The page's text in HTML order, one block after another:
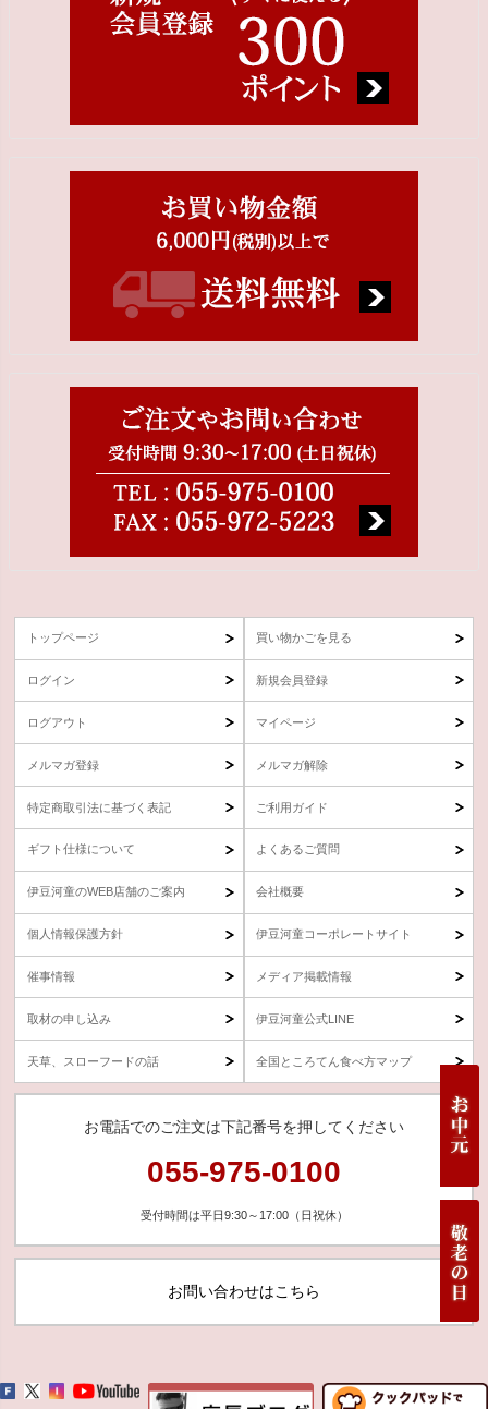
トップページ 買い物かごを見る
ログイン 新規会員登録
ログアウト マイページ
メルマガ登録 メルマガ解除
特定商取引法に基づく表記 ご利用ガイド
ギフト仕様について よくあるご質問
伊豆河童のWEB店舗のご案内 会社概要
個人情報保護方針 伊豆河童コーポレートサイト
催事情報 メディア掲載情報
取材の申し込み 伊豆河童公式LINE
天草、スローフードの話 全国ところてん食べ方マップ
お電話でのご注文は下記番号を押してください
055-975-0100
受付時間は平日9:30～17:00（日祝休）
お問い合わせはこちら